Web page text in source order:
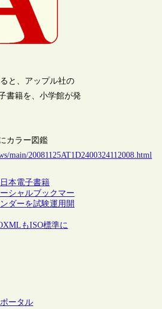
と、アップル社の
書籍を、小学館が発
カラー図鑑
main/20081125AT1D2400324112008.html
日本電子書籍
シャルブックマー
ダーを試験運用開
もISO標準に
ータル